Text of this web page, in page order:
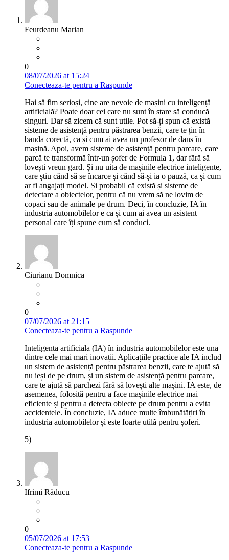
Feurdeanu Marian
0
08/07/2026 at 15:24
Conecteaza-te pentru a Raspunde
Hai să fim serioși, cine are nevoie de mașini cu inteligență
artificială? Poate doar cei care nu sunt în stare să conducă
singuri. Dar să zicem că sunt utile. Pot să-ți spun că există
sisteme de asistență pentru păstrarea benzii, care te țin în
banda corectă, ca și cum ai avea un profesor de dans în
mașină. Apoi, avem sisteme de asistență pentru parcare, care
parcă te transformă într-un șofer de Formula 1, dar fără să
lovești vreun gard. Și nu uita de mașinile electrice inteligente,
care știu când să se încarce și când să-și ia o pauză, ca și cum
ar fi angajați model. Și probabil că există și sisteme de
detectare a obiectelor, pentru că nu vrem să ne lovim de
copaci sau de animale pe drum. Deci, în concluzie, IA în
industria automobilelor e ca și cum ai avea un asistent
personal care îți spune cum să conduci.
Ciurianu Domnica
0
07/07/2026 at 21:15
Conecteaza-te pentru a Raspunde
Inteligenta artificiala (IA) în industria automobilelor este una
dintre cele mai mari inovații. Aplicațiile practice ale IA includ
un sistem de asistență pentru păstrarea benzii, care te ajută să
nu ieși de pe drum, și un sistem de asistență pentru parcare,
care te ajută să parchezi fără să lovești alte mașini. IA este, de
asemenea, folosită pentru a face mașinile electrice mai
eficiente și pentru a detecta obiecte pe drum pentru a evita
accidentele. În concluzie, IA aduce multe îmbunătățiri în
industria automobilelor și este foarte utilă pentru șoferi.
5)
Ifrimi Răducu
0
05/07/2026 at 17:53
Conecteaza-te pentru a Raspunde